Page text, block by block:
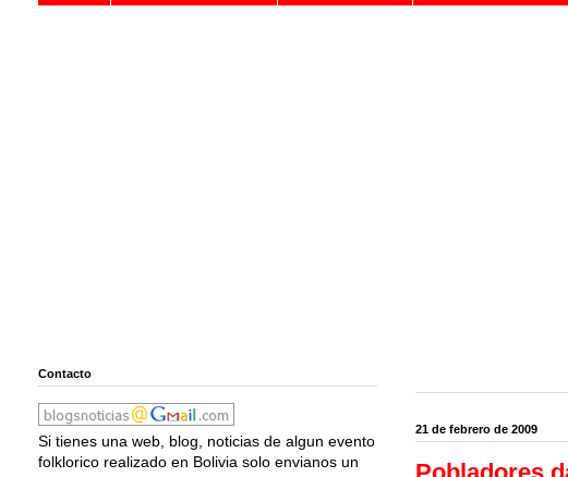
21 de febrero de 2009
Contacto
Si tienes una web, blog, noticias de algun evento
folklorico realizado en Bolivia solo envianos un